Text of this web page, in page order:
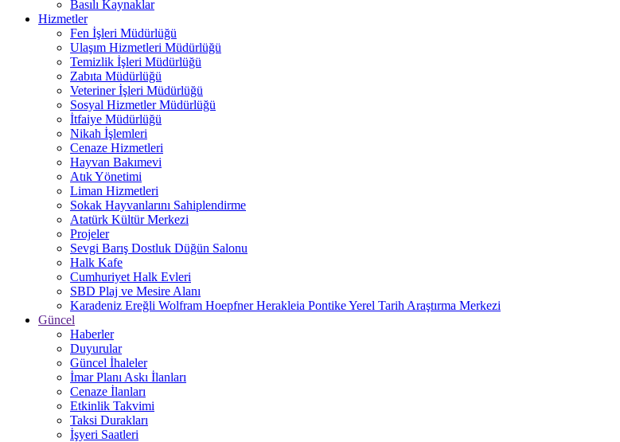
Basılı Kaynaklar
Hizmetler
Fen İşleri Müdürlüğü
Ulaşım Hizmetleri Müdürlüğü
Temizlik İşleri Müdürlüğü
Zabıta Müdürlüğü
Veteriner İşleri Müdürlüğü
Sosyal Hizmetler Müdürlüğü
İtfaiye Müdürlüğü
Nikah İşlemleri
Cenaze Hizmetleri
Hayvan Bakımevi
Atık Yönetimi
Liman Hizmetleri
Sokak Hayvanlarını Sahiplendirme
Atatürk Kültür Merkezi
Projeler
Sevgi Barış Dostluk Düğün Salonu
Halk Kafe
Cumhuriyet Halk Evleri
SBD Plaj ve Mesire Alanı
Karadeniz Ereğli Wolfram Hoepfner Herakleia Pontike Yerel Tarih Araştırma Merkezi
Güncel
Haberler
Duyurular
Güncel İhaleler
İmar Planı Askı İlanları
Cenaze İlanları
Etkinlik Takvimi
Taksi Durakları
İşyeri Saatleri